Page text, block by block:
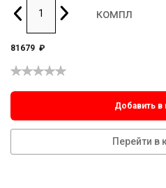
компл
81679 ₽
Добавить в
Перейти в